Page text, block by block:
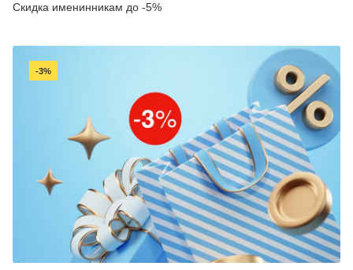
Скидка именинникам до -5%
-3%